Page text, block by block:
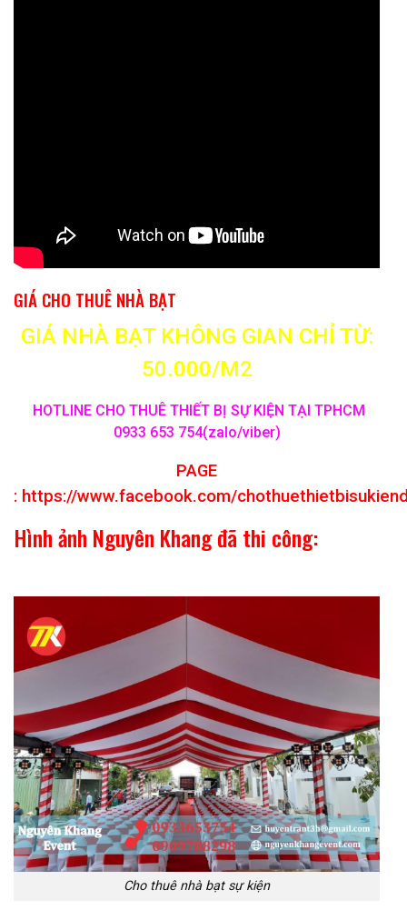
GIÁ CHO THUÊ NHÀ BẠT
GIÁ NHÀ BẠT KHÔNG GIAN CHỈ TỪ:
50.000/M2
HOTLINE CHO THUÊ THIẾT BỊ SỰ KIỆN TẠI TPHCM
0933 653 754(zalo/viber)
PAGE
: https://www.facebook.com/
Hình ảnh Nguyên Khang đã thi công:
Cho thuê nhà bạt sự kiện